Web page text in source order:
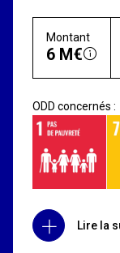
Montant
6 M€
ODD concernés :
Lire la